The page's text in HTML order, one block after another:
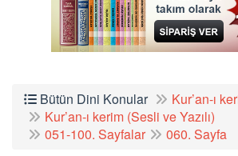
Bütün Dini Konular
Kur’an-ı
Kur’an-ı kerim (Sesli ve Yazılı)
051-100. Sayfalar
060. Sayfa